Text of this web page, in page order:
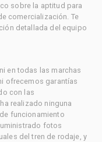
sobre la aptitud para
comercialización. Te
detallada del equipo
en todas las marchas
ofrecemos garantías
con las
realizado ninguna
funcionamiento
fotos
del tren de rodaje, y